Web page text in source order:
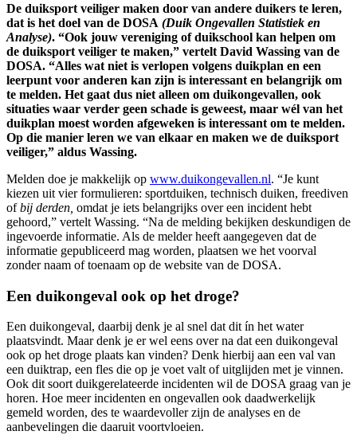
De duiksport veiliger maken door van andere duikers te leren,
dat is het doel van de DOSA (Duik Ongevallen Statistiek en
Analyse). “Ook jouw vereniging of duikschool kan helpen om
de duiksport veiliger te maken,” vertelt David Wassing van de
DOSA. “Alles wat niet is verlopen volgens duikplan en een
leerpunt voor anderen kan zijn is interessant en belangrijk om
te melden. Het gaat dus niet alleen om duikongevallen, ook
situaties waar verder geen schade is geweest, maar wél van het
duikplan moest worden afgeweken is interessant om te melden.
Op die manier leren we van elkaar en maken we de duiksport
veiliger,” aldus Wassing.
Melden doe je makkelijk op www.duikongevallen.nl. “Je kunt
kiezen uit vier formulieren: sportduiken, technisch duiken, freediven
ofbij derden, omdat je iets belangrijks over een incident hebt
gehoord,” vertelt Wassing. “Na de melding bekijken deskundigen de
ingevoerde informatie. Als de melder heeft aangegeven dat de
informatie gepubliceerd mag worden, plaatsen we het voorval
zonder naam of toenaam op de website van de DOSA.
Een duikongeval ook op het droge?
Een duikongeval, daarbij denk je al snel dat dit ín het water
plaatsvindt. Maar denk je er wel eens over na dat een duikongeval
ook op het droge plaats kan vinden? Denk hierbij aan een val van
een duiktrap, een fles die op je voet valt of uitglijden met je vinnen.
Ook dit soort duikgerelateerde incidenten wil de DOSA graag van je
horen. Hoe meer incidenten en ongevallen ook daadwerkelijk
gemeld worden, des te waardevoller zijn de analyses en de
aanbevelingen die daaruit voortvloeien.